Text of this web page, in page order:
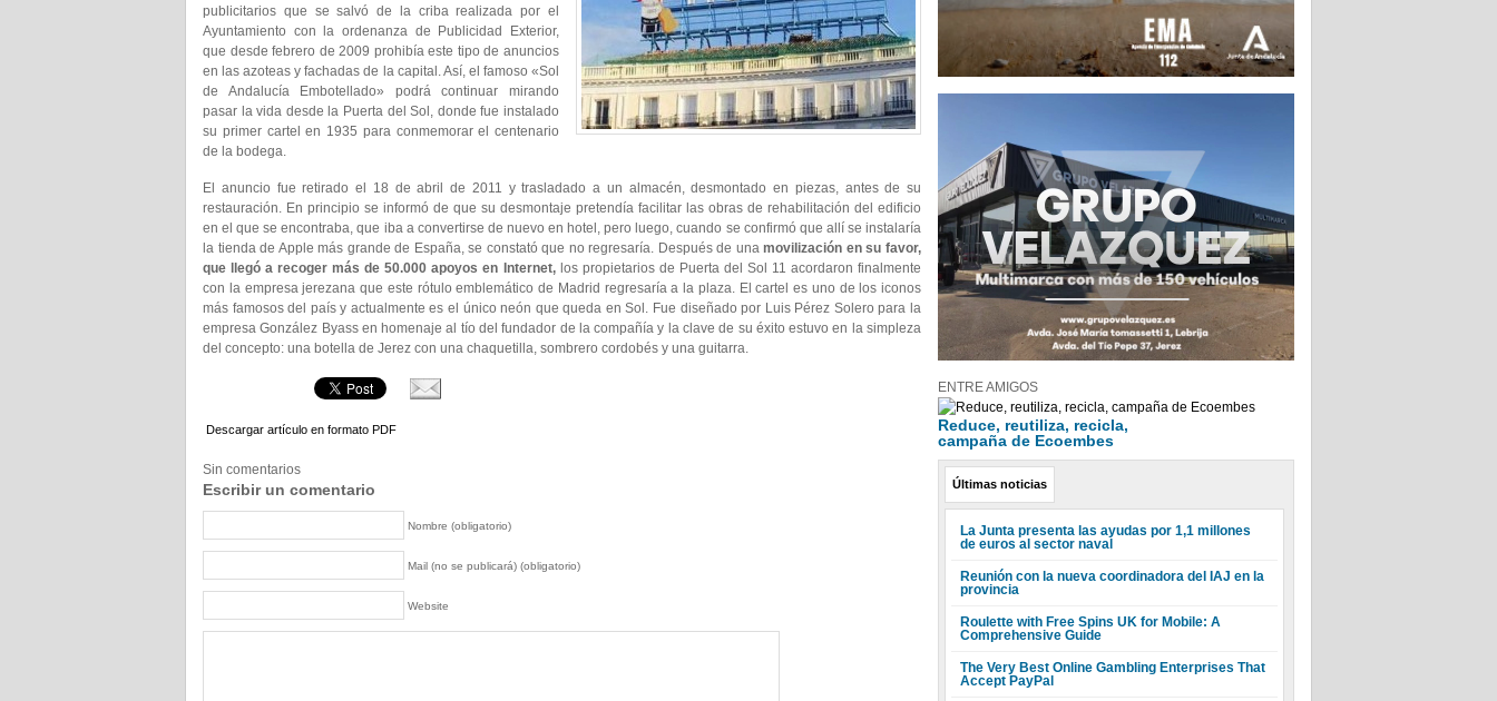
publicitarios que se salvó de la criba realizada por el
Ayuntamiento con la ordenanza de Publicidad Exterior,
que desde febrero de 2009 prohibía este tipo de anuncios
en las azoteas y fachadas de la capital. Así, el famoso «Sol
de Andalucía Embotellado» podrá continuar mirando
pasar la vida desde la Puerta del Sol, donde fue instalado
su primer cartel en 1935 para conmemorar el centenario
de la bodega.
El anuncio fue retirado el 18 de abril de 2011 y trasladado a un almacén, desmontado en piezas, antes de su
restauración. En principio se informó de que su desmontaje pretendía facilitar las obras de rehabilitación del edificio
en el que se encontraba, que iba a convertirse de nuevo en hotel, pero luego, cuando se confirmó que allí se instalaría
la tienda de Apple más grande de España, se constató que no regresaría. Después de unamovilización en su favor,
que llegó a recoger más de 50.000 apoyos en Internet,los propietarios de Puerta del Sol 11 acordaron finalmente
con la empresa jerezana que este rótulo emblemático de Madrid regresaría a la plaza. El cartel es uno de los iconos
más famosos del país y actualmente es el único neón que queda en Sol. Fue diseñado por Luis Pérez Solero para la
empresa González Byass en homenaje al tío del fundador de la compañía y la clave de su éxito estuvo en la simpleza
del concepto: una botella de Jerez con una chaquetilla, sombrero cordobés y una guitarra.
Descargar artículo en formato PDF
Sin comentarios
Escribir un comentario
Nombre (obligatorio)
Mail (no se publicará) (obligatorio)
Website
ENTRE AMIGOS
Reduce, reutiliza, recicla,
campaña de Ecoembes
Últimas noticias
La Junta presenta las ayudas por 1,1 millones
de euros al sector naval
Reunión con la nueva coordinadora del IAJ en la
provincia
Roulette with Free Spins UK for Mobile: A
Comprehensive Guide
The Very Best Online Gambling Enterprises That
Accept PayPal